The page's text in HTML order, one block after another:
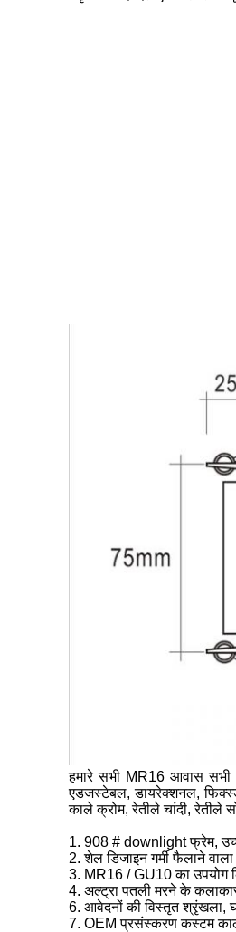
हमारे सभी MR16 आवास
एडजस्टेबल, डायरेक्शनल,
काले क्रोम, रेतीले चांदी, रेतीले
1. 908 # downlight फ्रेम, उच्च
2. शेल डिजाइन गर्मी फैलाने
3. MR16 / GU10 का उपयोग
4. अल्ट्रा पतली मरने के
6. आवेदनों की विस्तृत श्रृंखला,
7. OEM प्रसंस्करण कस्टम